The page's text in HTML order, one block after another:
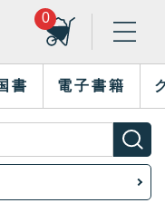
0
書 電子書籍